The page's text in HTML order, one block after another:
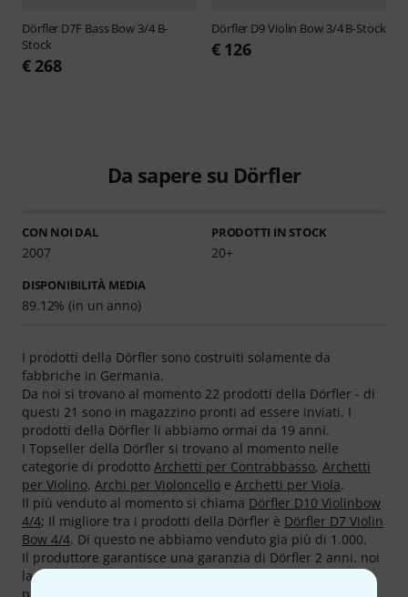
Dörfler D7F Bass Bow 3/4 B-
Stock
€ 268
Dörfler D9 Violin Bow 3/4 B-Stock
€ 126
Da sapere su Dörfler
CON NOI DAL
2007
PRODOTTI IN STOCK
20+
DISPONIBILITÀ MEDIA
89.12% (in un anno)
I prodotti della Dörfler sono costruiti solamente da
fabbriche in Germania.
Da noi si trovano al momento 22 prodotti della Dörfler - di
questi 21 sono in magazzino pronti ad essere inviati. I
prodotti della Dörfler li abbiamo ormai da 19 anni.
I Topseller della Dörfler si trovano al momento nelle
categorie di prodotto Archetti per Contrabbasso, Archetti
per Violino, Archi per Violoncello e Archetti per Viola.
Il più venduto al momento si chiama Dörfler D10 Violinbow
4/4; Il migliore tra i prodotti della Dörfler è Dörfler D7 Violin
Bow 4/4. Di questo ne abbiamo venduto gia più di 1.000.
Il produttore garantisce una garanzia di Dörfler 2 anni. noi
la estendiamo per i nostri clienti a tre anni di garanzia